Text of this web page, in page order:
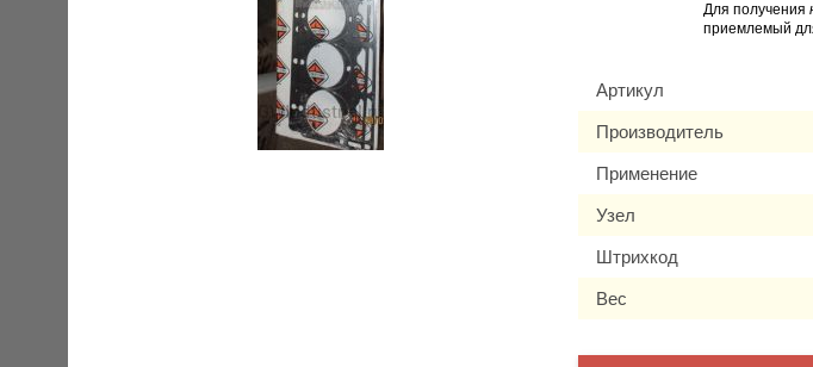
Для получения
приемлемый
Артикул
Производитель
Применение
Узел
Штрихкод
Вес